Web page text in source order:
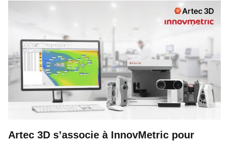
Artec 3D s’associe à InnovMetric pour